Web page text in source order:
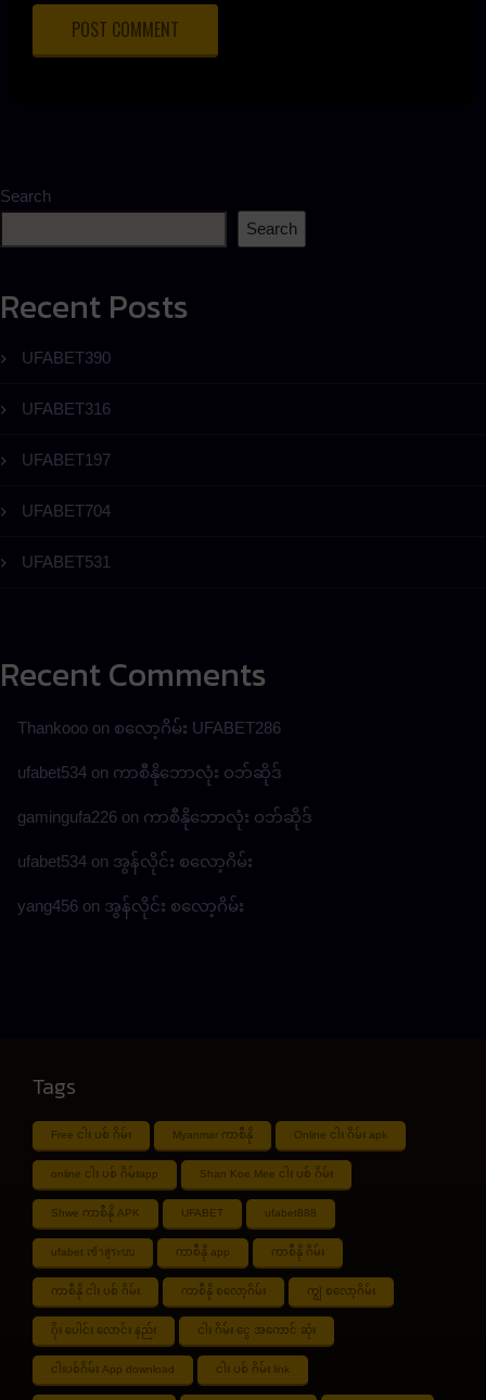
Search
Search
Recent Posts
UFABET390
UFABET316
UFABET197
UFABET704
UFABET531
Recent Comments
Thankooo on စလော့ဂိမ်း UFABET286
ufabet534 on ကာစီနိုဘောလုံး ဝဘ်ဆိုဒ်
gamingufa226 on ကာစီနိုဘောလုံး ဝဘ်ဆိုဒ်
ufabet534 on အွန်လိုင်း စလော့ဂိမ်း
yang456 on အွန်လိုင်း စလော့ဂိမ်း
Tags
Free ငါး ပစ် ဂိမ်း Myanmar ကာစီနို Online ငါး ဂိမ်း apk
online ငါး ပစ် ဂိမ်းapp Shan Koe Mee ငါး ပစ် ဂိမ်း
Shwe ကာစီနို APK UFABET ufabet888
ufabet เข้าสู่ระบบ ကာစီနို app ကာစီနို ဂိမ်း
ကာစီနို ငါး ပစ် ဂိမ်း ကာစီနို စလော့ဂိမ်း ကျွဲ စလော့ဂိမ်း
ဂိုး ပေါင်း လောင်း နည်း ငါး ဂိမ်း ငွေ အကောင် ဆုံး
ငါးပစ်ဂိမ်း App download ငါး ပစ် ဂိမ်း link